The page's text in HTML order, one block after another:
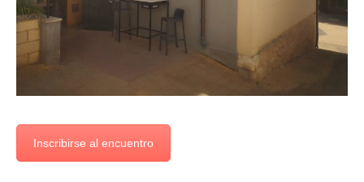
Inscribirse al encuentro